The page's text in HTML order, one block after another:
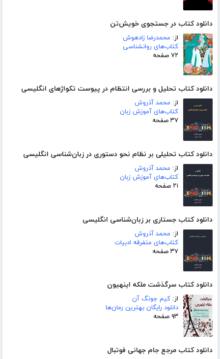
دانلود کتاب در جستجوی خویش‌تن
از: محمدرضا زادهوش
کتاب‌های روانشناسی
۷۲ صفحه
دانلود کتاب تحلیل و بررسی انتظام در پیوست تکواژهای انگلیسی
از: محمد آذروش
کتاب‌های آموزش زبان
۳۷ صفحه
دانلود کتاب تحلیلی بر نظام نحو دستوری در زبان‌شناسی انگلیسی
از: محمد آذروش
کتاب‌های آموزش زبان
۲۱ صفحه
دانلود کتاب جستاری بر زبان‌شناسی انگلیسی
از: محمد آذروش
کتاب‌های متفرقه ادبیات
۳۷ صفحه
دانلود کتاب سرگذشت ملکه اینهیون
از: کیم جونگ آن
دانلود رایگان بهترین رمان‌ها
۹۳ صفحه
دانلود کتاب مرجع جام جهانی فوتبال